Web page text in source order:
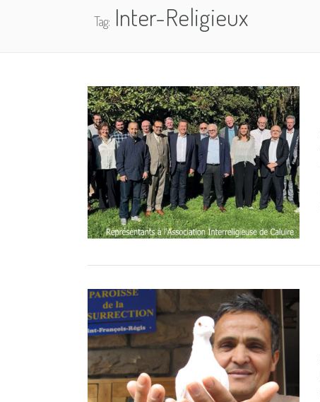
Tag:Inter-Religieux